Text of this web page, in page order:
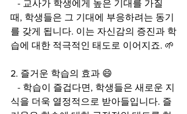
때, 학생들은 그 기대에 부응하려는 동기
를 갖게 됩니다. 이는 자신감의 증진과 학
습에 대한 적극적인 태도로 이어지죠. 🌱
2. 즐거운 학습의 효과 😄
식을 더욱 열정적으로 받아들입니다. 즐